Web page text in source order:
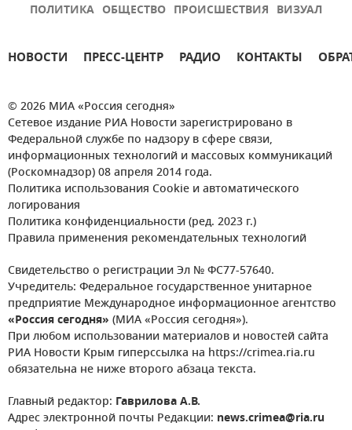
ПОЛИТИКА ОБЩЕСТВО ПРОИСШЕСТВИЯ ВИЗУАЛ
НОВОСТИ ПРЕСС-ЦЕНТР РАДИО КОНТАКТЫ
© 2026 МИА «Россия сегодня»
Сетевое издание РИА Новости зарегистрировано в
Федеральной службе по надзору в сфере связи,
информационных технологий и массовых коммуникаций
(Роскомнадзор) 08 апреля 2014 года.
Политика использования Cookie и автоматического
логирования
Политика конфиденциальности (ред. 2023 г.)
Правила применения рекомендательных технологий
Свидетельство о регистрации Эл № ФС77-57640.
Учредитель: Федеральное государственное унитарное
предприятие Международное информационное агентство
«Россия сегодня» (МИА «Россия сегодня»).
При любом использовании материалов и новостей сайта
РИА Новости Крым гиперссылка на https://crimea.ria.ru
обязательна не ниже второго абзаца текста.
Главный редактор: Гаврилова А.В.
Адрес электронной почты Редакции: news.crimea@ria.ru